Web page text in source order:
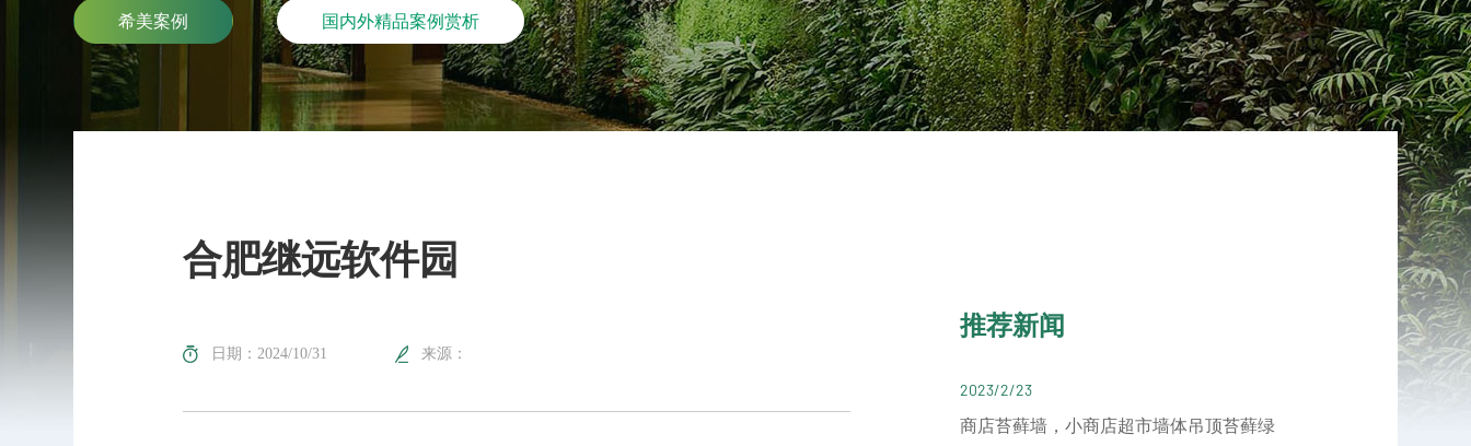
希美案例 国内外精品案例赏析
合肥继远软件园
日期：2024/10/31 来源：
推荐新闻
2023/2/23
商店苔藓墙，小商店超市墙体吊顶苔藓绿